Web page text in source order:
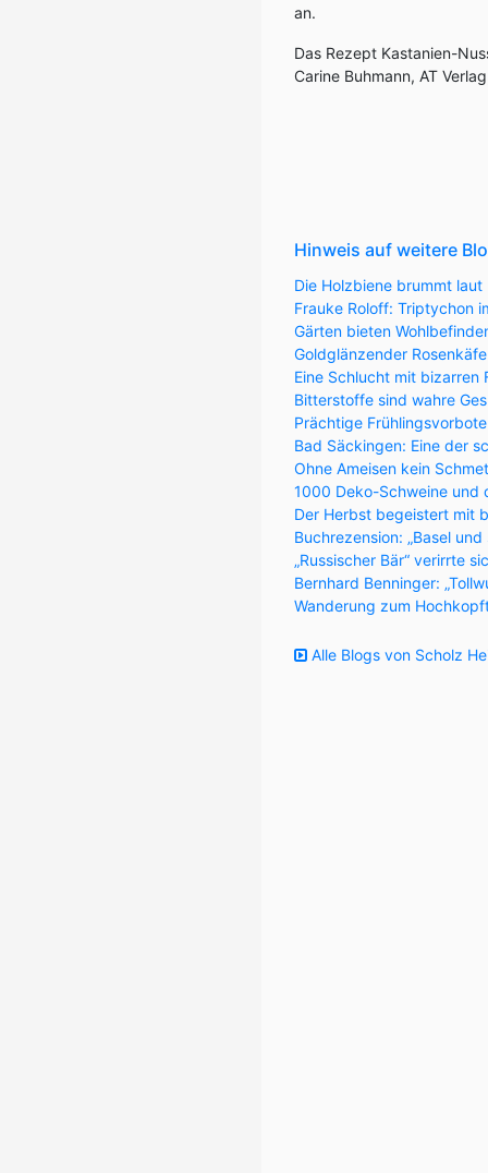
an.
Das Rezept Kastanien-
Carine Buhmann, AT
Hinweis auf weitere
Die Holzbiene brummt
Frauke Roloff: Triptychon
Gärten bieten
Goldglänzender
Eine Schlucht mit bizarren
Bitterstoffe sind wahre
Prächtige
Bad Säckingen: Eine der
Ohne Ameisen kein
1000 Deko-Schweine und
Der Herbst begeistert mit
Buchrezension: „Basel und
„Russischer Bär“ verirrte
Bernhard Benninger:
Wanderung zum
Alle Blogs von Scholz